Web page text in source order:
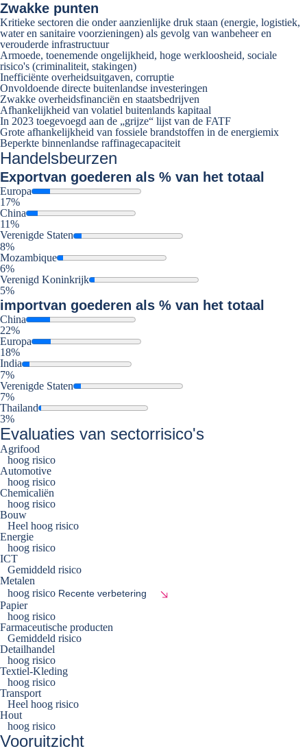
Zwakke punten
Kritieke sectoren die onder aanzienlijke druk staan (energie, logistiek,
water en sanitaire voorzieningen) als gevolg van wanbeheer en
verouderde infrastructuur
Armoede, toenemende ongelijkheid, hoge werkloosheid, sociale
risico's (criminaliteit, stakingen)
Inefficiënte overheidsuitgaven, corruptie
Onvoldoende directe buitenlandse investeringen
Zwakke overheidsfinanciën en staatsbedrijven
Afhankelijkheid van volatiel buitenlands kapitaal
In 2023 toegevoegd aan de „grijze“ lijst van de FATF
Grote afhankelijkheid van fossiele brandstoffen in de energiemix
Beperkte binnenlandse raffinagecapaciteit
Handelsbeurzen
Exportvan goederen als % van het totaal
Europa
17%
China
11%
Verenigde Staten
8%
Mozambique
6%
Verenigd Koninkrijk
5%
importvan goederen als % van het totaal
China
22%
Europa
18%
India
7%
Verenigde Staten
7%
Thailand
3%
Evaluaties van sectorrisico's
Agrifood
hoog risico
Automotive
hoog risico
Chemicaliën
hoog risico
Bouw
Heel hoog risico
Energie
hoog risico
ICT
Gemiddeld risico
Metalen
hoog risico Recente verbetering
Papier
hoog risico
Farmaceutische producten
Gemiddeld risico
Detailhandel
hoog risico
Textiel-Kleding
hoog risico
Transport
Heel hoog risico
Hout
hoog risico
Vooruitzicht